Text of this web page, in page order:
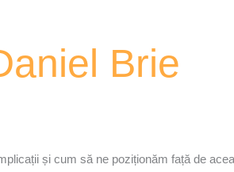
Brie
și cum să ne poziționăm față de